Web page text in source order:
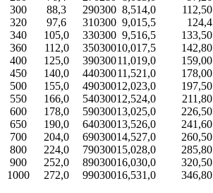
300
88,3 290300 8,514,0 112,50
320
97,6 310300 9,015,5 124,4
340
105,0 330300 9,516,5 133,50
360
112,0 35030010,017,5 142,80
400
125,0 39030011,019,0 159,00
450
140,0 44030011,521,0 178,00
500
155,0 49030012,023,0 197,50
550
166,0 54030012,524,0 211,80
600
178,0 59030013,025,0 226,50
650
190,0 64030013,526,0 241,60
700
204,0 69030014,527,0 260,50
800
224,0 79030015,028,0 285,80
900
252,0 89030016,030,0 320,50
1000
272,0 99030016,531,0 346,80